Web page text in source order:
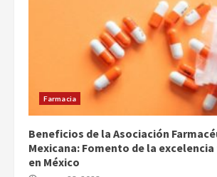
Farmacia
Beneficios de la Asociación
Mexicana: Fomento de la
en México